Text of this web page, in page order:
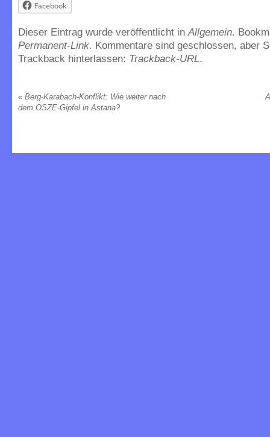
Facebook
Dieser Eintrag wurde veröffentlicht inAllgemein.
Permanent-Link. Kommentare sind geschlossen, aber
Trackback hinterlassen: Trackback-URL.
« Berg-Karabach-Konflikt: Wie weiter nach
dem OSZE-Gipfel in Astana?